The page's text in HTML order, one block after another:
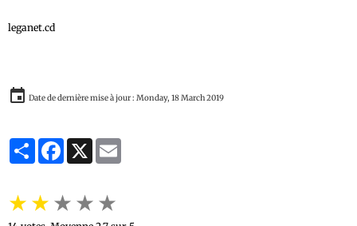
leganet.cd
Date de dernière mise à jour : Monday, 18 March 2019
PartagerFacebook
X
★★★★★